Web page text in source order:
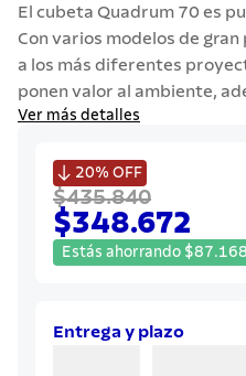
El cubeta Quadrum 70 es
Con varios modelos de
a los más diferentes
ponen valor al ambiente,
Ver más detalles
 20% OFF
$435.840
$348.672
Estás ahorrando $87.168
Entrega y plazo
acero inoxidable
6.
grano
442
cuchillo
10. termo